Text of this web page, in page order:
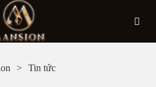
Tin tức